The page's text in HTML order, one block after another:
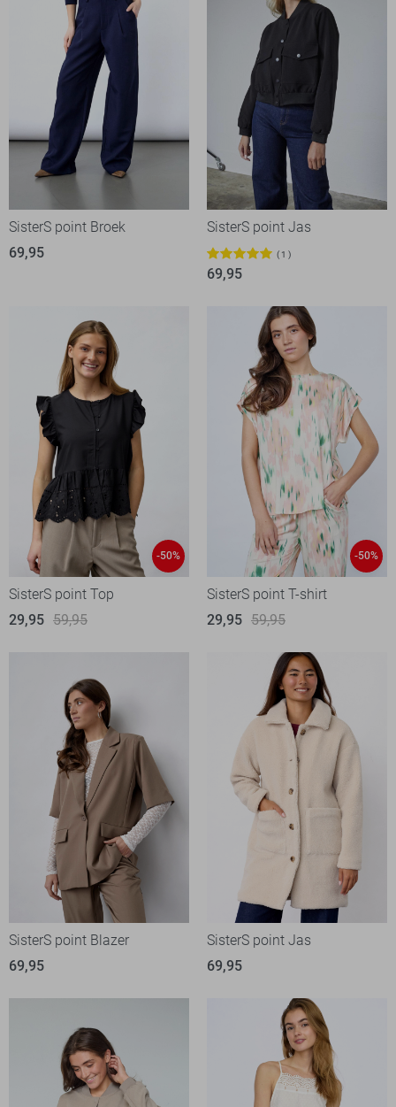
SisterS point Broek
69,95
SisterS point Jas
1
69,95
-50%
SisterS point Top
29,95 59,95
-50%
SisterS point T-shirt
29,95 59,95
SisterS point Blazer
69,95
SisterS point Jas
69,95